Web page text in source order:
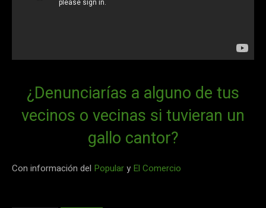
¿Denunciarías a alguno de tus
vecinos o vecinas si tuvieran un
gallo cantor?
Con información del Populary El Comercio